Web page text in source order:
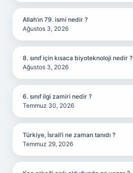
Allah’ın 79. ismi nedir ?
Ağustos 3, 2026
8. sınıf için kısaca biyoteknoloji nedir ?
Ağustos 3, 2026
6. sınıf ilgi zamiri nedir ?
Temmuz 30, 2026
Türkiye, İsrail’i ne zaman tanıdı ?
Temmuz 29, 2026